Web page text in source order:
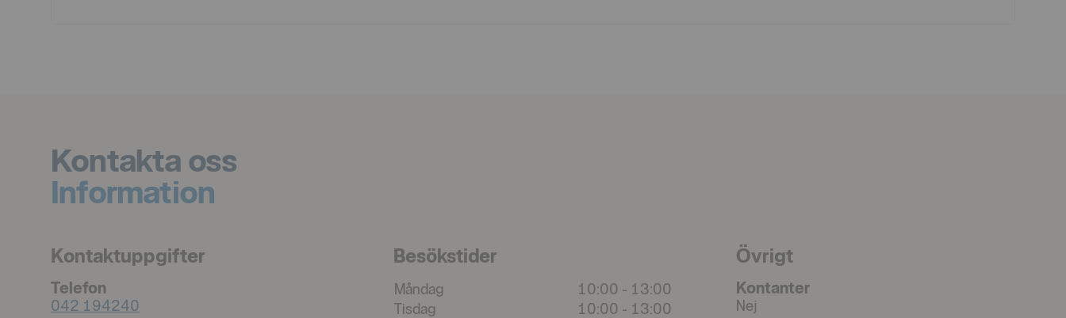
Kontakta oss
Information
Kontaktuppgifter
Telefon
042 194240
Besökstider
Måndag 10:00 - 13:00
Tisdag
10:00 - 13:00
Övrigt
Kontanter
Nej